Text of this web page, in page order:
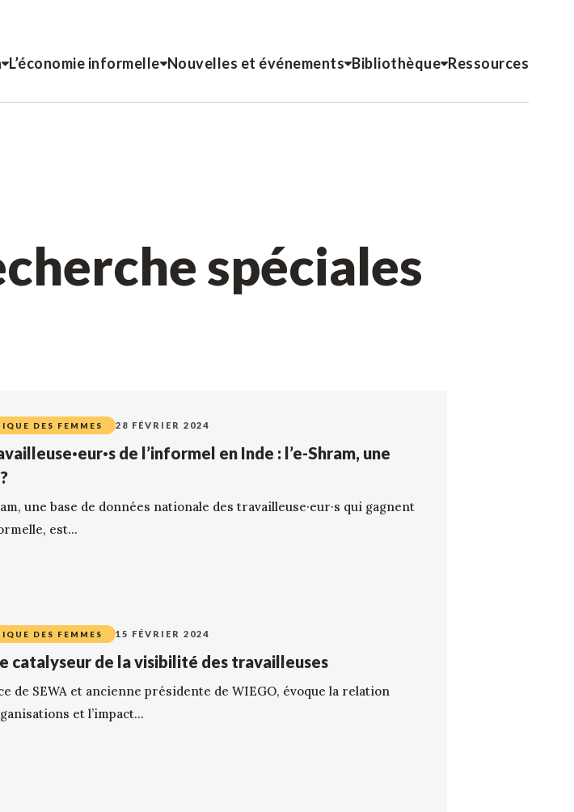
L’économie informelle Nouvelles et événements Bibliothèque Ressources
spéciales
DES FEMMES 28 FÉVRIER 2024
de l’informel en Inde : l’e-Shram, une
une base de données nationale des travailleuse·eur·s qui gagnent
est...
DES FEMMES 15 FÉVRIER 2024
catalyseur de la visibilité des travailleuses
de SEWA et ancienne présidente de WIEGO, évoque la relation
et l’impact...